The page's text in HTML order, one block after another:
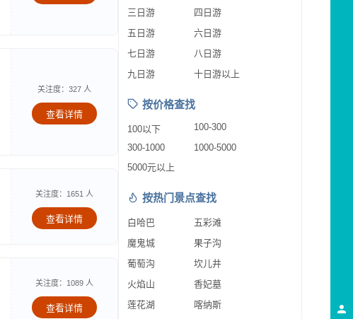
关注度：327 人
查看详情
关注度：1651 人
查看详情
关注度：1089 人
查看详情
三日游
四日游
五日游
六日游
七日游
八日游
九日游
十日游以上
按价格查找
100以下
100-300
300-1000
1000-5000
5000元以上
按热门景点查找
白哈巴
五彩滩
魔鬼城
果子沟
葡萄沟
坎儿井
火焰山
香妃墓
莲花湖
喀纳斯